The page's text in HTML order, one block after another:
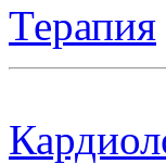
Терапия